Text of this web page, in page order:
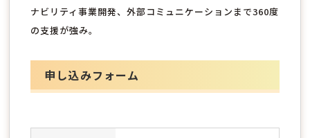
ナビリティ事業開発、外部コミュニケーションまで360度
の支援が強み。
申し込みフォーム